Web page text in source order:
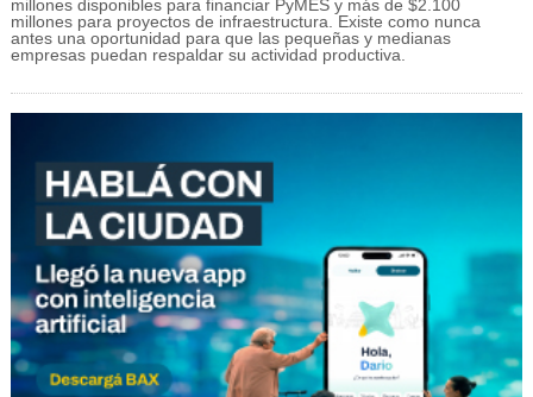
millones disponibles para financiar PyMES y más de $2.100
millones para proyectos de infraestructura. Existe como nunca
antes una oportunidad para que las pequeñas y medianas
empresas puedan respaldar su actividad productiva.